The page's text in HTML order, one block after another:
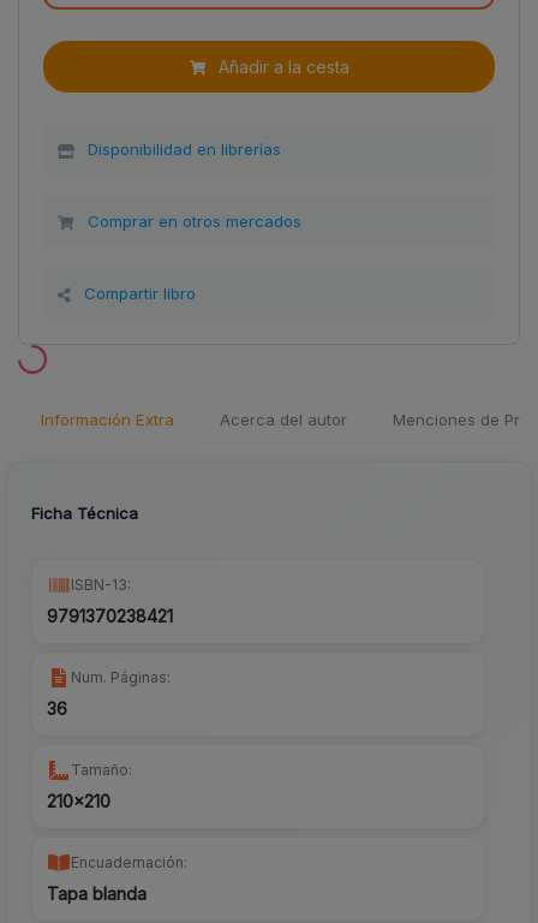
Añadir a la cesta
Disponibilidad en librerías
Comprar en otros mercados
Compartir libro
Información Extra Acerca del autor Menciones de
Ficha Técnica
ISBN-13:
9791370238421
Num. Páginas:
36
Tamaño:
210x210
Encuadernación:
Tapa blanda